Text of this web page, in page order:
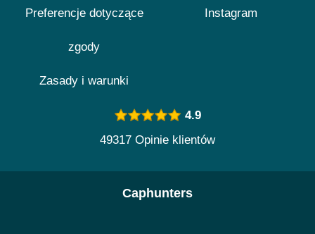
Preferencje dotyczące
zgody
Zasady i warunki
Instagram
4.9
49317 Opinie klientów
Caphunters